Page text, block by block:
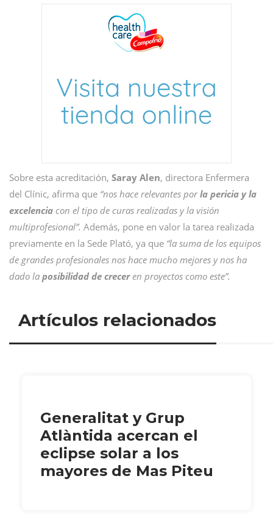
Sobre esta acreditación, Saray Alen, directora Enfermera
del Clínic, afirma que “nos hace relevantes porla pericia y la
excelencia con el tipo de curas realizadas y la visión
multiprofesional”. Además, pone en valor la tarea realizada
previamente en la Sede Plató, ya que “la suma de los equipos
de grandes profesionales nos hace mucho mejores y nos ha
dado la posibilidad de creceren proyectos como este”.
Artículos relacionados
Generalitat y Grup
Atlàntida acercan el
eclipse solar a los
mayores de Mas Piteu